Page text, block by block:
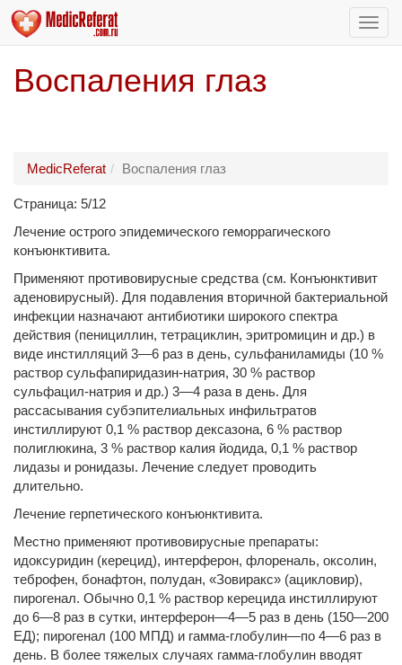
Воспаления глаз
MedicReferat Воспаления глаз
Страница: 5/12
Лечение острого эпидемического геморрагического
конъюнктивита.
Применяют противовирусные средства (см. Конъюнктивит
аденовирусный). Для подавления вторичной бактериальной
инфекции назначают антибиотики широкого спектра
действия (пенициллин, тетрациклин, эритромицин и др.) в
виде инстилляций 3—6 раз в день, сульфаниламиды (10 %
раствор сульфапиридазин-натрия, 30 % раствор
сульфацил-натрия и др.) 3—4 раза в день. Для
рассасывания субэпителиальных инфильтратов
инстиллируют 0,1 % раствор дексазона, 6 % раствор
полиглюкина, 3 % раствор калия йодида, 0,1 % раствор
лидазы и ронидазы. Лечение следует проводить
длительно.
Лечение герпетического конъюнктивита.
Местно применяют противовирусные препараты:
идоксуридин (керецид), интерферон, флореналь, оксолин,
теброфен, бонафтон, полудан, «Зовиракс» (ацикловир),
пирогенал. Обычно 0,1 % раствор керецида инстиллируют
до 6—8 раз в сутки, интерферон—4—5 раз в день (150—200
ЕД); пирогенал (100 МПД) и гамма-глобулин—по 4—6 раз в
день. В более тяжелых случаях гамма-глобулин вводят